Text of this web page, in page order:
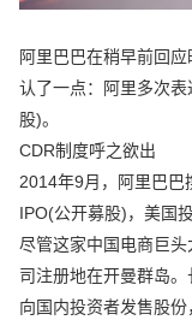
阿里巴巴在稍早前回
认了一点：阿里多次
股)。
CDR制度呼之欲出
2014年9月，阿里巴巴
IPO(公开募股)，美国
尽管这家中国电商巨
司注册地在开曼群岛
向国内投资者发售股